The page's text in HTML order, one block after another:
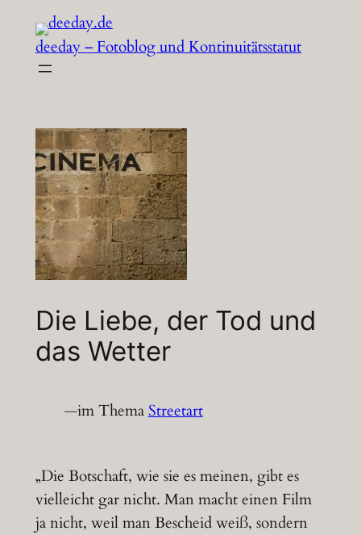
Inhalt
springen
deeday – Fotoblog und Kontinuitätsstatut
Die Liebe, der Tod und
das Wetter
—im ThemaStreetart
„Die Botschaft, wie sie es meinen, gibt es
vielleicht gar nicht. Man macht einen Film
ja nicht, weil man Bescheid weiß, sondern